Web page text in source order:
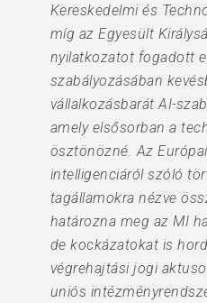
Kereskedelmi és
míg az Egyesült
nyilatkozatot fogadott
szabályozásában
vállalkozásbarát AI-
amely elsősorban a
ösztönözné. Az
intelligenciáról szóló
tagállamokra nézve
határozna meg az MI
de kockázatokat is
végrehajtási jogi
uniós